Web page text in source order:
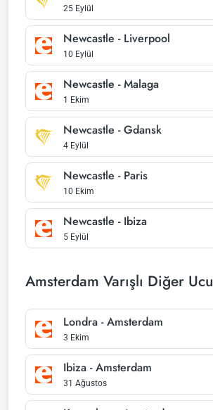
25 Eylül
Newcastle - Liverpool
10 Eylül
Newcastle - Malaga
1 Ekim
Newcastle - Gdansk
4 Eylül
Newcastle - Paris
10 Ekim
Newcastle - Ibiza
5 Eylül
Amsterdam Varışlı Diğer
Londra - Amsterdam
3 Ekim
Ibiza - Amsterdam
31 Ağustos